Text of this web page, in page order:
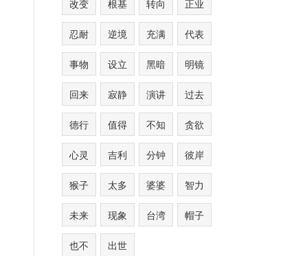
改变 根基 转向 正业
忍耐 逆境 充满 代表
事物 设立 黑暗 明镜
回来 寂静 演讲 过去
德行 值得 不知 贪欲
心灵 吉利 分钟 彼岸
猴子 太多 婆婆 智力
未来 现象 台湾 帽子
也不 出世